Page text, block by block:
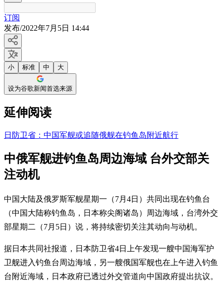
订阅
发布/2022年7月5日 14:44
小 标准 中 大
设为谷歌新闻首选来源
延伸阅读
日防卫省：中国军舰或追随俄舰在钓鱼岛附近航行
中俄军舰进钓鱼岛周边海域 台外交部关
注动机
中国大陆及俄罗斯军舰星期一（7月4日）共同出现在钓鱼台
（中国大陆称钓鱼岛，日本称尖阁诸岛）周边海域，台湾外交
部星期二（7月5日）说，将持续密切关注其动向与动机。
据日本共同社报道，日本防卫省4日上午发现一艘中国海军护
卫舰进入钓鱼台周边海域，另一艘俄国军舰也在上午进入钓鱼
台附近海域，日本政府已透过外交管道向中国政府提出抗议。